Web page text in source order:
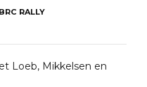
BRC RALLY
Loeb, Mikkelsen en